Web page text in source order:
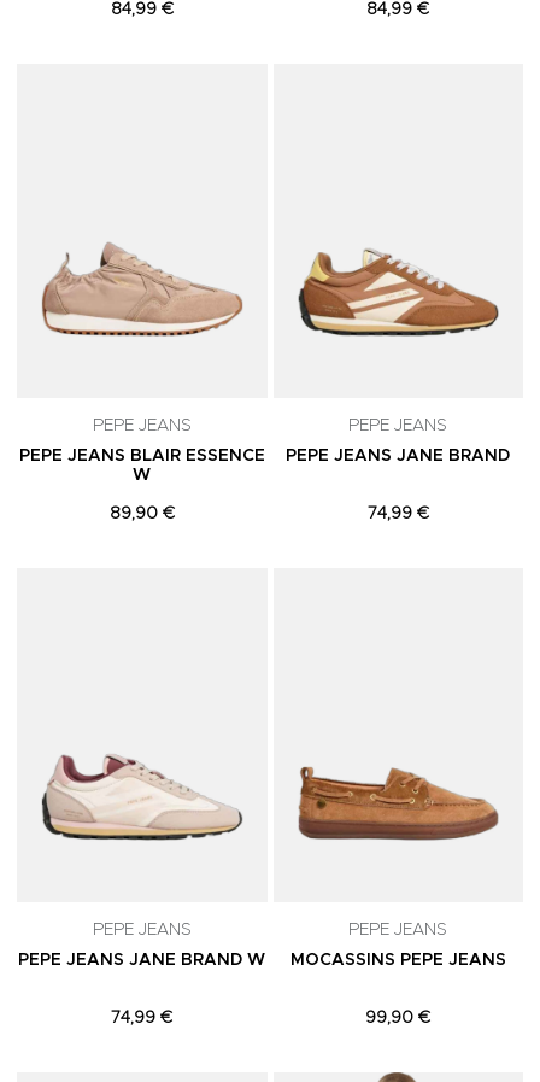
84,99 € 84,99 €
PEPE JEANS
PEPE JEANS BLAIR ESSENCE
W
89,90 €
PEPE JEANS
PEPE JEANS JANE BRAND
74,99 €
PEPE JEANS
PEPE JEANS JANE BRAND W
74,99 €
PEPE JEANS
MOCASSINS PEPE JEANS
99,90 €